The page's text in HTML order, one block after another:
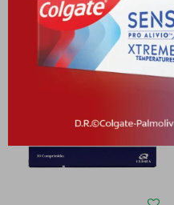
Productos que